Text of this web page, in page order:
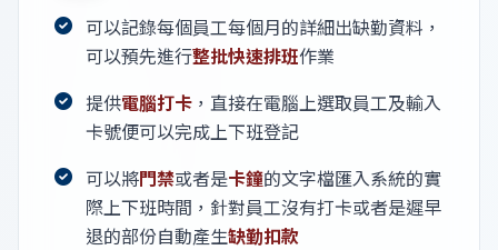
可以記錄每個員工每個月的詳細出缺勤資料，
可以預先進行整批快速排班作業
提供電腦打卡 ，直接在電腦上選取員工及輸入
卡號便可以完成上下班登記
可以將門禁或者是卡鐘的文字檔匯入系統的實
際上下班時間，針對員工沒有打卡或者是遲早
退的部份自動產生缺勤扣款